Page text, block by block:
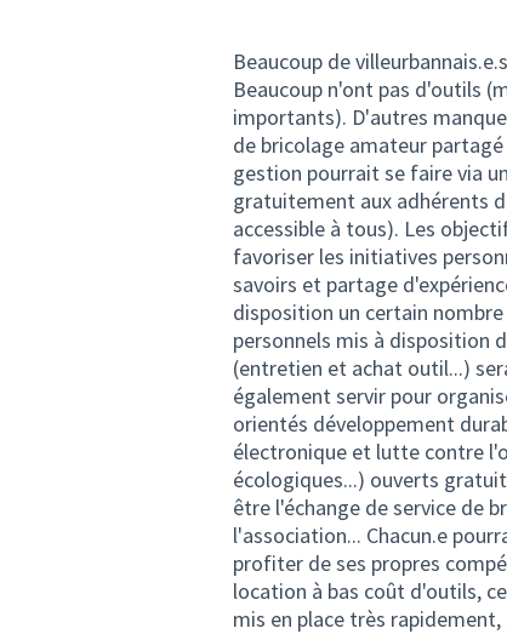
Beaucoup de
Beaucoup n'ont pas d'outils
importants). D'autres
de bricolage amateur
gestion pourrait se faire via
gratuitement aux adhérents
accessible à tous). Les
favoriser les initiatives
savoirs et partage
disposition un certain
personnels mis à disposition
(entretien et achat outil...)
également servir pour
orientés développement
électronique et lutte contre
écologiques...) ouverts
être l'échange de service de
l'association... Chacun.e
profiter de ses propres
location à bas coût d'outils,
mis en place très